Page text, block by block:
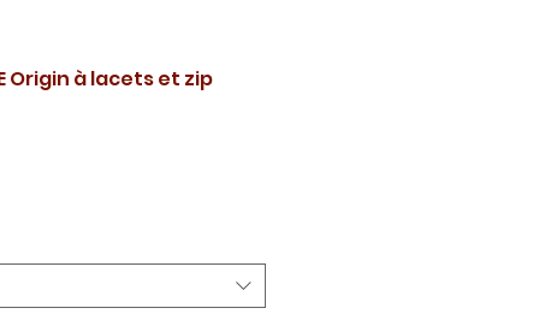
Origin à lacets et zip